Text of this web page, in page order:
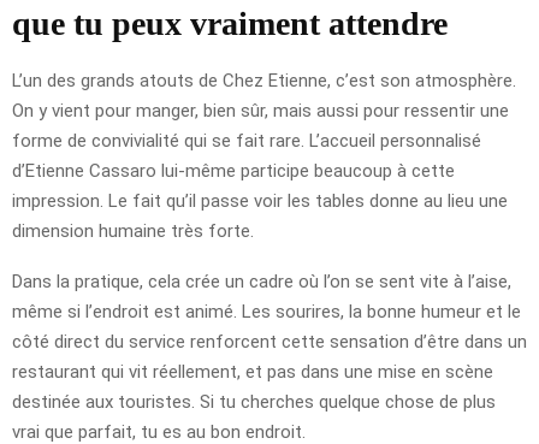
que tu peux vraiment attendre
L’un des grands atouts de Chez Etienne, c’est son atmosphère.
On y vient pour manger, bien sûr, mais aussi pour ressentir une
forme de convivialité qui se fait rare. L’accueil personnalisé
d’Etienne Cassaro lui-même participe beaucoup à cette
impression. Le fait qu’il passe voir les tables donne au lieu une
dimension humaine très forte.
Dans la pratique, cela crée un cadre où l’on se sent vite à l’aise,
même si l’endroit est animé. Les sourires, la bonne humeur et le
côté direct du service renforcent cette sensation d’être dans un
restaurant qui vit réellement, et pas dans une mise en scène
destinée aux touristes. Si tu cherches quelque chose de plus
vrai que parfait, tu es au bon endroit.